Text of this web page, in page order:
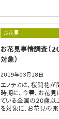
お花見
お花見事情調査（
対象）
2019年03月18日
エノテカは、桜開花
時期に、今春、お花見
ている全国の20歳以
を対象に、お花見の